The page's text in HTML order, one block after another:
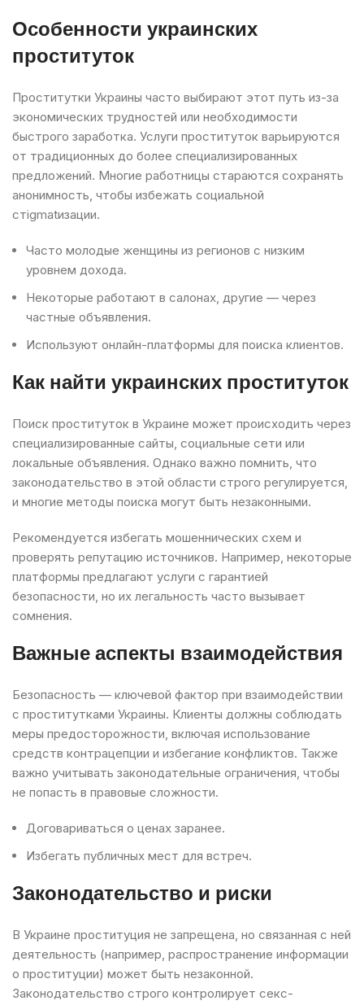
Особенности украинских
проституток
Проститутки Украины часто выбирают этот путь из-за
экономических трудностей или необходимости
быстрого заработка. Услуги проституток варьируются
от традиционных до более специализированных
предложений. Многие работницы стараются сохранять
анонимность, чтобы избежать социальной
стigmatизации.
Часто молодые женщины из регионов с низким
уровнем дохода.
Некоторые работают в салонах, другие — через
частные объявления.
Используют онлайн-платформы для поиска клиентов.
Как найти украинских проституток
Поиск проституток в Украине может происходить через
специализированные сайты, социальные сети или
локальные объявления. Однако важно помнить, что
законодательство в этой области строго регулируется,
и многие методы поиска могут быть незаконными.
Рекомендуется избегать мошеннических схем и
проверять репутацию источников. Например, некоторые
платформы предлагают услуги с гарантией
безопасности, но их легальность часто вызывает
сомнения.
Важные аспекты взаимодействия
Безопасность — ключевой фактор при взаимодействии
с проститутками Украины. Клиенты должны соблюдать
меры предосторожности, включая использование
средств контрацепции и избегание конфликтов. Также
важно учитывать законодательные ограничения, чтобы
не попасть в правовые сложности.
Договариваться о ценах заранее.
Избегать публичных мест для встреч.
Законодательство и риски
В Украине проституция не запрещена, но связанная с ней
деятельность (например, распространение информации
о проституции) может быть незаконной.
Законодательство строго контролирует секс-